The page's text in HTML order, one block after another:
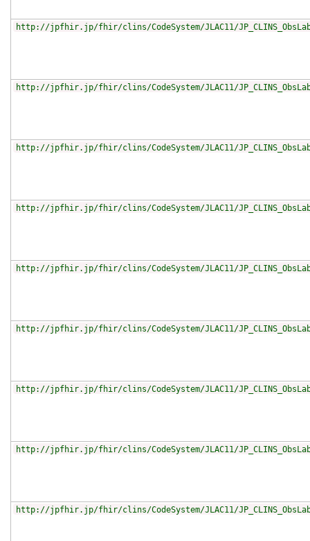
http://jpfhir.jp/fhir/clins/CodeSystem/JLAC11/
http://jpfhir.jp/fhir/clins/CodeSystem/JLAC11/
http://jpfhir.jp/fhir/clins/CodeSystem/JLAC11/
http://jpfhir.jp/fhir/clins/CodeSystem/JLAC11/
http://jpfhir.jp/fhir/clins/CodeSystem/JLAC11/
http://jpfhir.jp/fhir/clins/CodeSystem/JLAC11/
http://jpfhir.jp/fhir/clins/CodeSystem/JLAC11/
http://jpfhir.jp/fhir/clins/CodeSystem/JLAC11/
http://jpfhir.jp/fhir/clins/CodeSystem/JLAC11/